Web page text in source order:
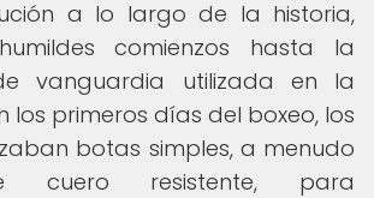
a lo largo de la historia,
comienzos hasta la
vanguardia utilizada en la
los primeros días del boxeo, los
botas simples, a menudo
cuero resistente, para